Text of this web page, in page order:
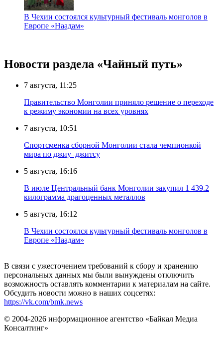
В Чехии состоялся культурный фестиваль монголов в
Европе «Наадам»
Новости раздела «Чайный путь»
7 августа, 11:25
Правительство Монголии приняло решение о переходе
к режиму экономии на всех уровнях
7 августа, 10:51
Спортсменка сборной Монголии стала чемпионкой
мира по джиу–джитсу
5 августа, 16:16
В июле Центральный банк Монголии закупил 1 439.2
килограмма драгоценных металлов
5 августа, 16:12
В Чехии состоялся культурный фестиваль монголов в
Европе «Наадам»
В связи с ужесточением требований к сбору и хранению
персональных данных мы были вынуждены отключить
возможность оставлять комментарии к материалам на сайте.
Обсудить новости можно в наших соцсетях:
https://vk.com/bmk.news
© 2004-2026 информационное агентство «Байкал Медиа
Консалтинг»